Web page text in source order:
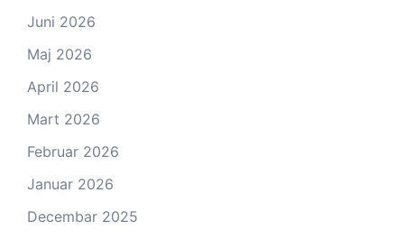
Juni 2026
Maj 2026
April 2026
Mart 2026
Februar 2026
Januar 2026
Decembar 2025